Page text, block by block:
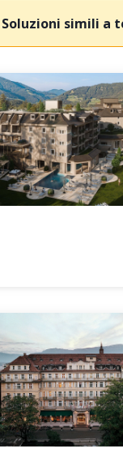
Soluzioni simili a